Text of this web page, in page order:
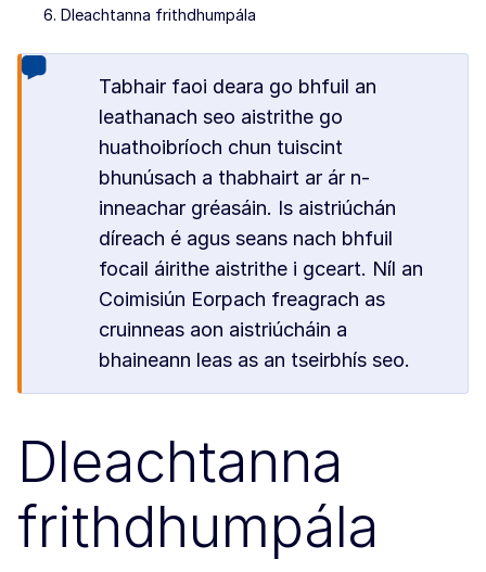
Dleachtanna frithdhumpála
Tabhair faoi deara go bhfuil an
leathanach seo aistrithe go
huathoibríoch chun tuiscint
bhunúsach a thabhairt ar ár n-
inneachar gréasáin. Is aistriúchán
díreach é agus seans nach bhfuil
focail áirithe aistrithe i gceart. Níl an
Coimisiún Eorpach freagrach as
cruinneas aon aistriúcháin a
bhaineann leas as an tseirbhís seo.
Dleachtanna
frithdhumpála